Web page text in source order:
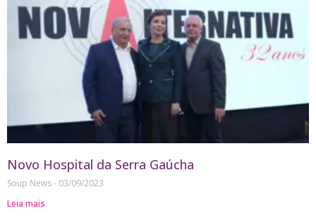
Novo Hospital da Serra Gaúcha
Soup News
03/09/2023
Leia mais